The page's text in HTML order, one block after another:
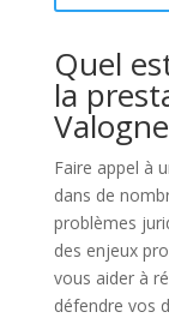
Quel
la
Faire appel à
dans de
problèmes
des enjeux
vous aider à
défendre vos